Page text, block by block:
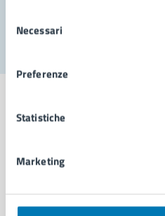
delNecessari
Preferenze
Statistiche
Marketing